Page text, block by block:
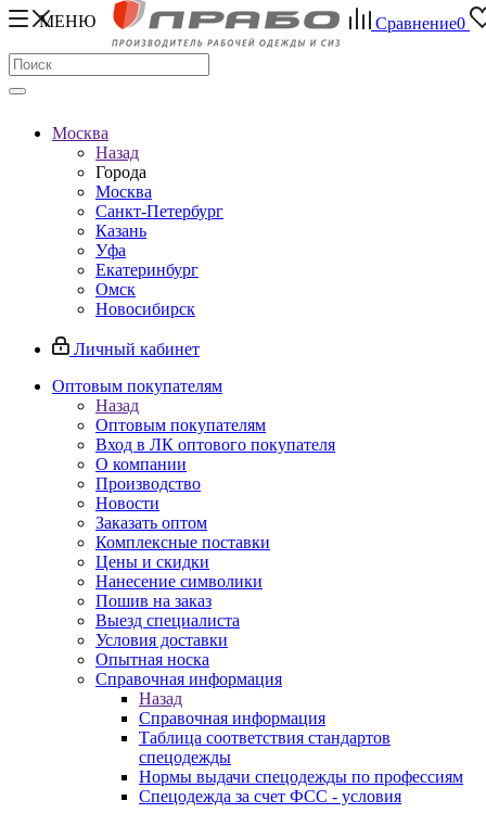
МЕНЮ Сравнение0
Москва
Назад
Города
Москва
Санкт-Петербург
Казань
Уфа
Екатеринбург
Омск
Новосибирск
Личный кабинет
Оптовым покупателям
Назад
Оптовым покупателям
Вход в ЛК оптового покупателя
О компании
Производство
Новости
Заказать оптом
Комплексные поставки
Цены и скидки
Нанесение символики
Пошив на заказ
Выезд специалиста
Условия доставки
Опытная носка
Справочная информация
Назад
Справочная информация
Таблица соответствия стандартов
спецодежды
Нормы выдачи спецодежды по профессиям
Спецодежда за счет ФСС - условия